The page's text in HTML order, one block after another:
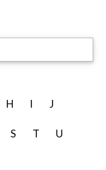
H I J
S T U